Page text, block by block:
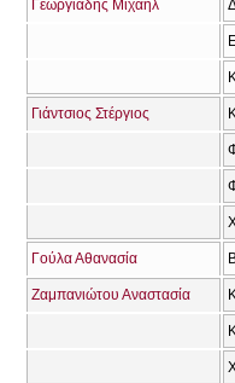
Γεωργιάδης Μιχαήλ
Γιάντσιος Στέργιος
Γούλα Αθανασία
Ζαμπανιώτου Αναστασία